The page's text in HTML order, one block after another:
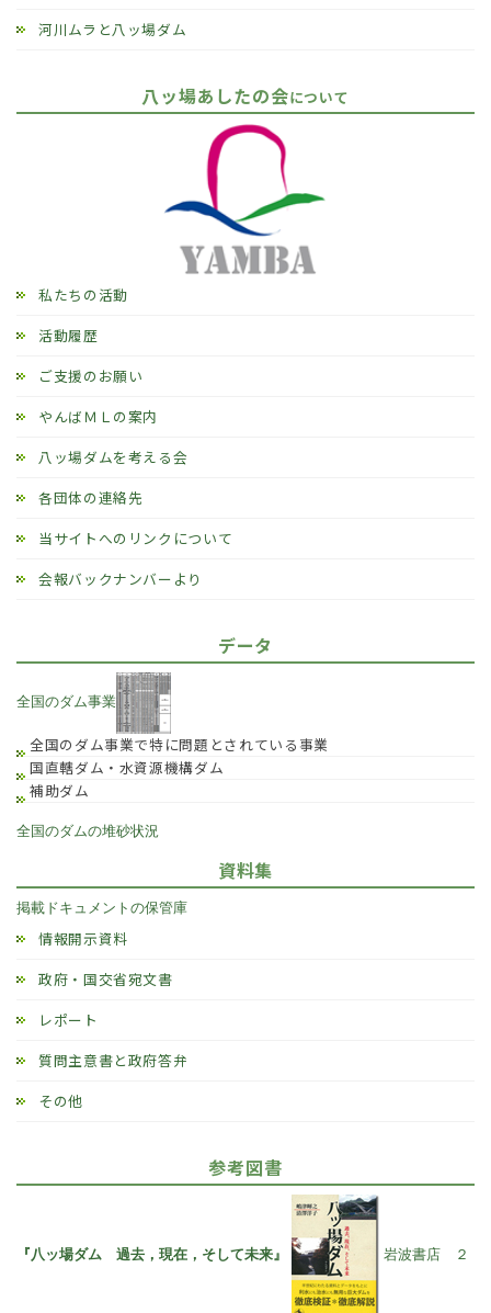
河川ムラと八ッ場ダム
八ッ場あしたの会について
私たちの活動
活動履歴
ご支援のお願い
やんばＭＬの案内
八ッ場ダムを考える会
各団体の連絡先
当サイトへのリンクについて
会報バックナンバーより
データ
全国のダム事業
全国のダム事業で特に問題とされている事業
国直轄ダム・水資源機構ダム
補助ダム
全国のダムの堆砂状況
資料集
掲載ドキュメントの保管庫
情報開示資料
政府・国交省宛文書
レポート
質問主意書と政府答弁
その他
参考図書
『八ッ場ダム 過去，現在，そして未来』 岩波書店 ２